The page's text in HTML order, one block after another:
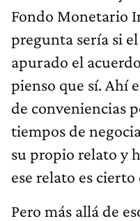
Fondo Monetario
pregunta sería si
apurado el
pienso que sí. Ahí
de conveniencias
tiempos de
su propio relato y
ese relato es
Pero más allá de